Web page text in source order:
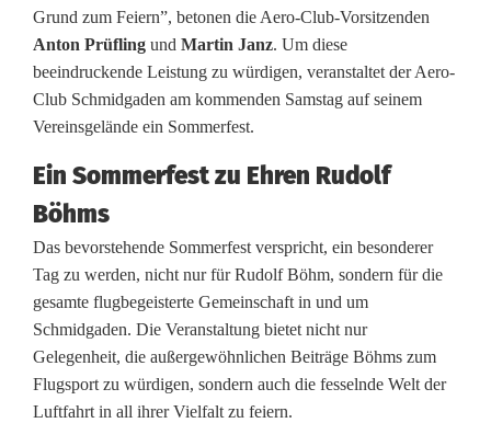
0
.
0
0
0
S
t
u
n
d
Grund zum Feiern”, betonen die Aero-Club-Vorsitzenden
Anton Prüfling und Martin Janz. Um diese
beeindruckende Leistung zu würdigen, veranstaltet der Aero-
Club Schmidgaden am kommenden Samstag auf seinem
Vereinsgelände ein Sommerfest.
Ein Sommerfest zu Ehren Rudolf
Böhms
Das bevorstehende Sommerfest verspricht, ein besonderer
Tag zu werden, nicht nur für Rudolf Böhm, sondern für die
gesamte flugbegeisterte Gemeinschaft in und um
Schmidgaden. Die Veranstaltung bietet nicht nur
Gelegenheit, die außergewöhnlichen Beiträge Böhms zum
Flugsport zu würdigen, sondern auch die fesselnde Welt der
Luftfahrt in all ihrer Vielfalt zu feiern.